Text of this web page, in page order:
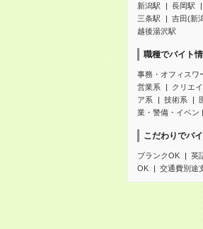
新潟駅 長岡駅
三条駅
吉田(新
越後湯沢駅
職種でバイト
事務・オフィスワ
営業系
クリエ
ア系
技術系
業・警備・イベン
こだわりでバ
ブランクOK 英
OK
交通費別途